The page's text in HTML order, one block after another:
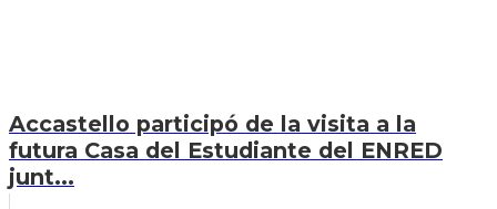
Accastello participó de la visita a la
futura Casa del Estudiante del ENRED
junt...